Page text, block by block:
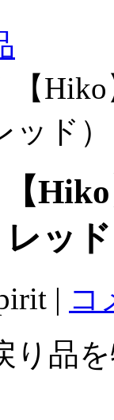
【
ッド
【
ッ
| コ
り品